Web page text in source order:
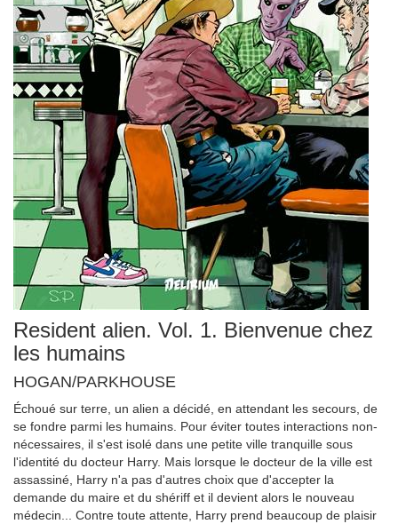
Resident alien. Vol. 1. Bienvenue chez
les humains
HOGAN/PARKHOUSE
Échoué sur terre, un alien a décidé, en attendant les secours, de
se fondre parmi les humains. Pour éviter toutes interactions non-
nécessaires, il s'est isolé dans une petite ville tranquille sous
l'identité du docteur Harry. Mais lorsque le docteur de la ville est
assassiné, Harry n'a pas d'autres choix que d'accepter la
demande du maire et du shériff et il devient alors le nouveau
médecin... Contre toute attente, Harry prend beaucoup de plaisir